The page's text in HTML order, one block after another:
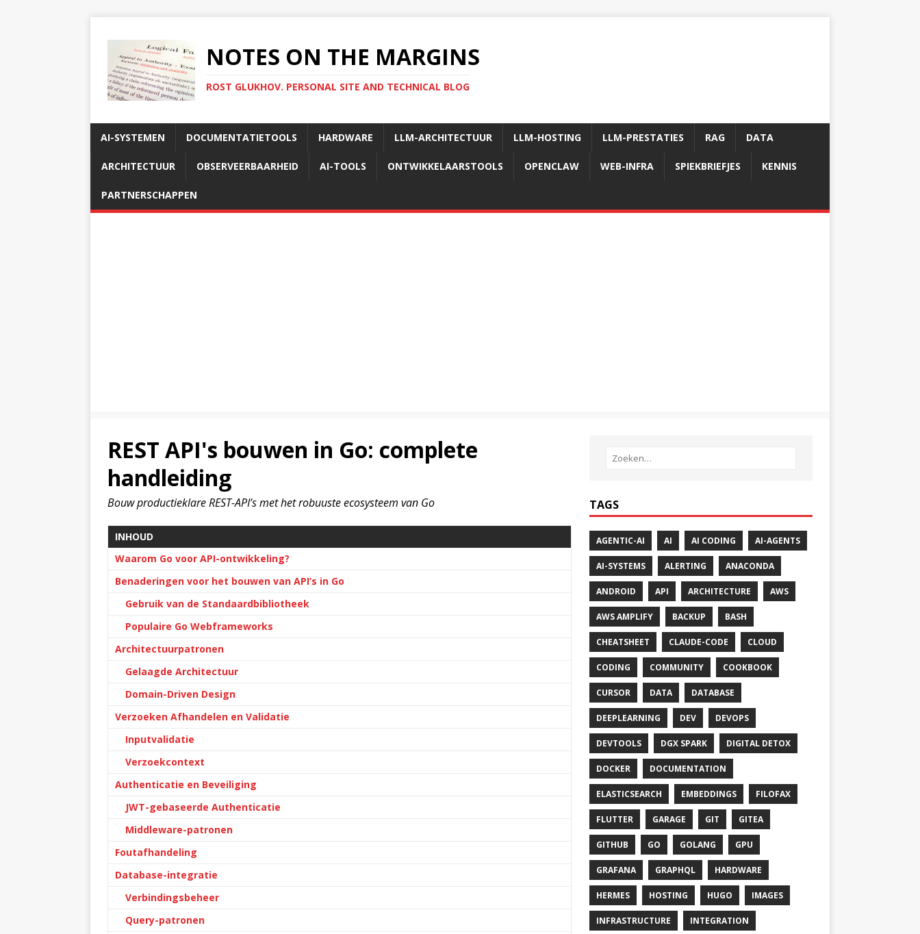
NOTES ON THE MARGINS
ROST GLUKHOV. PERSONAL SITE AND TECHNICAL BLOG
AI-SYSTEMEN DOCUMENTATIETOOLS HARDWARE LLM-ARCHITECTUUR LLM-HOSTING LLM-PRESTATIES RAG DATA
ARCHITECTUUR OBSERVEERBAARHEID AI-TOOLS ONTWIKKELAARSTOOLS OPENCLAW WEB-INFRA SPIEKBRIEFJES KENNIS
PARTNERSCHAPPEN
REST API's bouwen in Go: complete
handleiding
Bouw productieklare REST-API’s met het robuuste ecosysteem van Go
INHOUD
Waarom Go voor API-ontwikkeling?
Benaderingen voor het bouwen van API’s in Go
Gebruik van de Standaardbibliotheek
Populaire Go Webframeworks
Architectuurpatronen
Gelaagde Architectuur
Domain-Driven Design
Verzoeken Afhandelen en Validatie
Inputvalidatie
Verzoekcontext
Authenticatie en Beveiliging
JWT-gebaseerde Authenticatie
Middleware-patronen
Foutafhandeling
Database-integratie
Verbindingsbeheer
Query-patronen
TAGS
AGENTIC-AI AI AI CODING AI-AGENTS
AI-SYSTEMS ALERTING ANACONDA
ANDROID API ARCHITECTURE AWS
AWS AMPLIFY BACKUP BASH
CHEATSHEET CLAUDE-CODE CLOUD
CODING COMMUNITY COOKBOOK
CURSOR DATA DATABASE
DEEPLEARNING DEV DEVOPS
DEVTOOLS DGX SPARK DIGITAL DETOX
DOCKER DOCUMENTATION
ELASTICSEARCH EMBEDDINGS FILOFAX
FLUTTER GARAGE GIT GITEA
GITHUB GO GOLANG GPU
GRAFANA GRAPHQL HARDWARE
HERMES HOSTING HUGO IMAGES
INFRASTRUCTURE INTEGRATION